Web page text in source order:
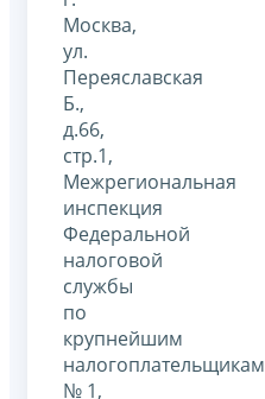
Москва,
ул.
Переяславская
Б.,
д.66,
стр.1,
Межрегиональная
инспекция
Федеральной
налоговой
службы
по
крупнейшим
налогоплательщикам
№ 1,